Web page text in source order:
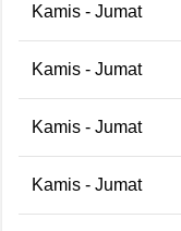
Kamis - Jumat
Kamis - Jumat
Kamis - Jumat
Kamis - Jumat